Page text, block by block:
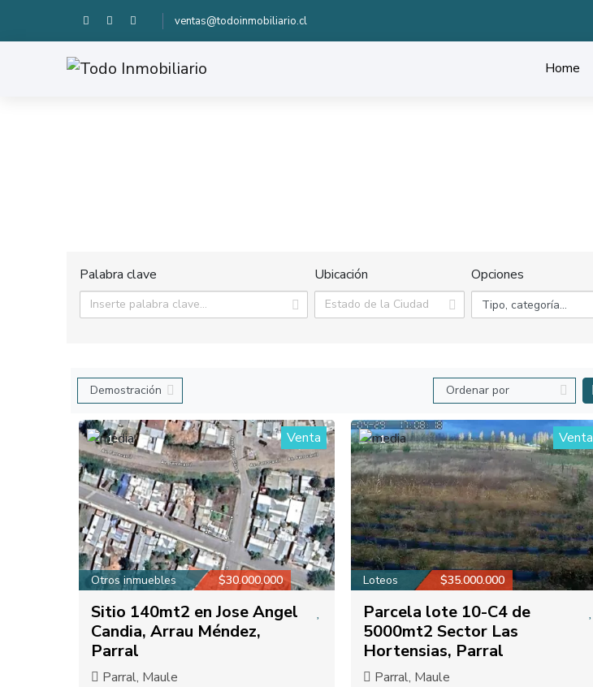
ventas@todoinmobiliario.cl
Home
Palabra clave Ubicación Opciones
Tipo, categoría...
1 Venta
Otros inmuebles $30.000.000
Sitio 140mt2 en Jose Angel
Candia, Arrau Méndez,
Parral
Parral, Maule
1 Venta
Loteos $35.000.000
Parcela lote 10-C4 de
5000mt2 Sector Las
Hortensias, Parral
Parral, Maule